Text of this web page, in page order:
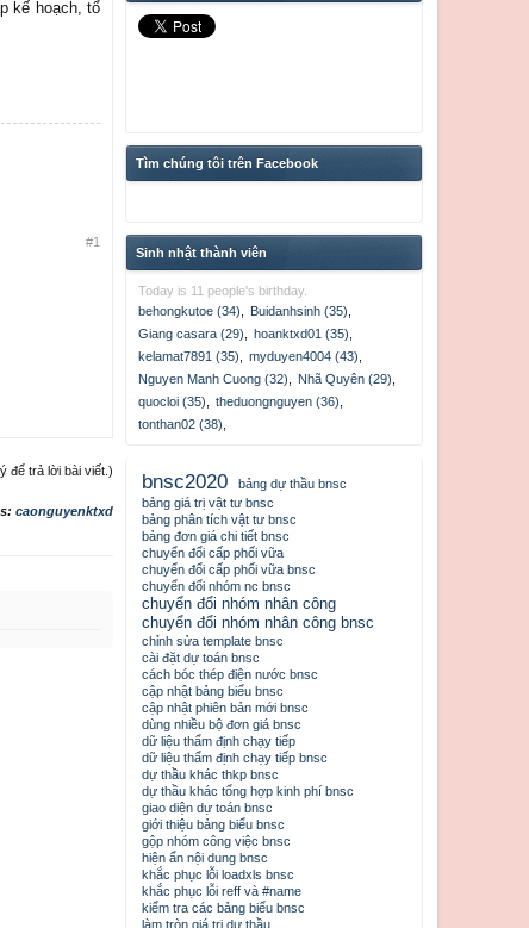
kế hoạch, tổ
#1
để trả lời bài viết.)
caonguyenktxd
Tìm chúng tôi trên Facebook
Sinh nhật thành viên
Today is 11 people's birthday.
behongkutoe (34)
Buidanhsinh (35)
Giang casara (29)
hoanktxd01 (35)
kelamat7891 (35)
myduyen4004 (43)
Nguyen Manh Cuong (32)
Nhã Quyên (29)
quocloi (35)
theduongnguyen (36)
tonthan02 (38)
bnsc2020
bảng dự thầu bnsc
bảng giá trị vật tư bnsc
bảng phân tích vật tư bnsc
bảng đơn giá chi tiết bnsc
chuyển đổi cấp phối vữa
chuyển đổi cấp phối vữa bnsc
chuyển đổi nhóm nc bnsc
chuyển đổi nhóm nhân công
chuyển đổi nhóm nhân công bnsc
chỉnh sửa template bnsc
cài đặt dự toán bnsc
cách bóc thép điện nước bnsc
cập nhật bảng biểu bnsc
cập nhật phiên bản mới bnsc
dùng nhiều bộ đơn giá bnsc
dữ liệu thẩm định chạy tiếp
dữ liệu thẩm định chạy tiếp bnsc
dự thầu khác thkp bnsc
dự thầu khác tổng hợp kinh phí bnsc
giao diện dự toán bnsc
giới thiệu bảng biểu bnsc
gộp nhóm công việc bnsc
hiện ẩn nội dung bnsc
khắc phục lỗi loadxls bnsc
khắc phục lỗi reff và #name
kiểm tra các bảng biểu bnsc
làm tròn giá trị dự thầu